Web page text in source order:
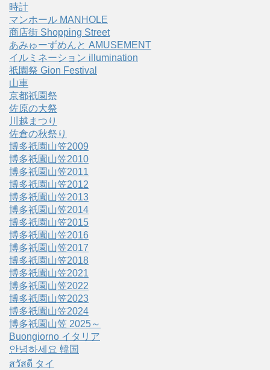
時計
マンホール MANHOLE
商店街 Shopping Street
あみゅーずめんと AMUSEMENT
イルミネーション illumination
祇園祭 Gion Festival
山車
京都祇園祭
佐原の大祭
川越まつり
佐倉の秋祭り
博多祇園山笠2009
博多祇園山笠2010
博多祇園山笠2011
博多祇園山笠2012
博多祇園山笠2013
博多祇園山笠2014
博多祇園山笠2015
博多祇園山笠2016
博多祇園山笠2017
博多祇園山笠2018
博多祇園山笠2021
博多祇園山笠2022
博多祇園山笠2023
博多祇園山笠2024
博多祇園山笠 2025～
Buongiorno イタリア
안녕하세요 韓国
สวัสดี タイ